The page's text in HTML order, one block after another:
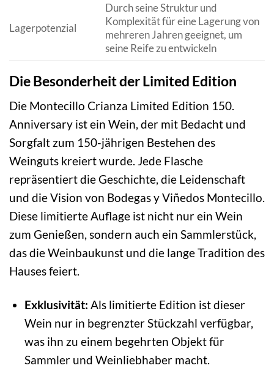
Lagerpotenzial
Durch seine Struktur und
Komplexität für eine Lagerung von
mehreren Jahren geeignet, um
seine Reife zu entwickeln
Die Besonderheit der Limited Edition
Die Montecillo Crianza Limited Edition 150.
Anniversary ist ein Wein, der mit Bedacht und
Sorgfalt zum 150-jährigen Bestehen des
Weinguts kreiert wurde. Jede Flasche
repräsentiert die Geschichte, die Leidenschaft
und die Vision von Bodegas y Viñedos Montecillo.
Diese limitierte Auflage ist nicht nur ein Wein
zum Genießen, sondern auch ein Sammlerstück,
das die Weinbaukunst und die lange Tradition des
Hauses feiert.
Exklusivität: Als limitierte Edition ist dieser
Wein nur in begrenzter Stückzahl verfügbar,
was ihn zu einem begehrten Objekt für
Sammler und Weinliebhaber macht.